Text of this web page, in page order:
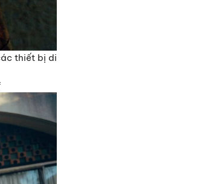
thiết bị di